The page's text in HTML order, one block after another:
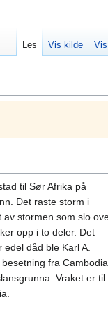
til Sør Afrika på
Det raste storm i
stormen som slo
opp i to deler. Det
dåd ble Karl A.
fra Cambodia
Vraket er til
Les Vis kilde